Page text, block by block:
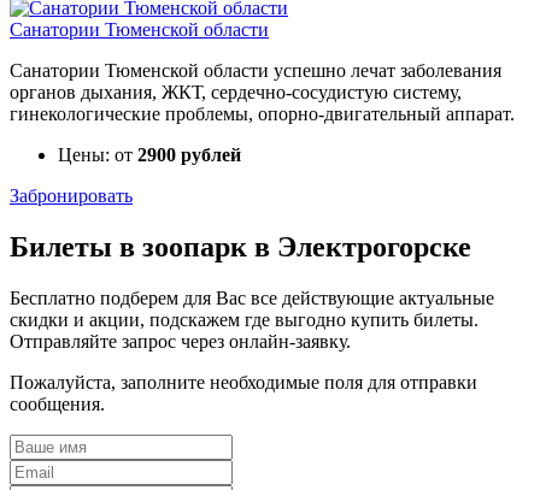
Санатории Тюменской области
Санатории Тюменской области успешно лечат заболевания
органов дыхания, ЖКТ, сердечно-сосудистую систему,
гинекологические проблемы, опорно-двигательный аппарат.
Цены: от 2900 рублей
Забронировать
Билеты в зоопарк в Электрогорске
Бесплатно подберем для Вас все действующие актуальные
скидки и акции, подскажем где выгодно купить билеты.
Отправляйте запрос через онлайн-заявку.
Пожалуйста, заполните необходимые поля для отправки
сообщения.